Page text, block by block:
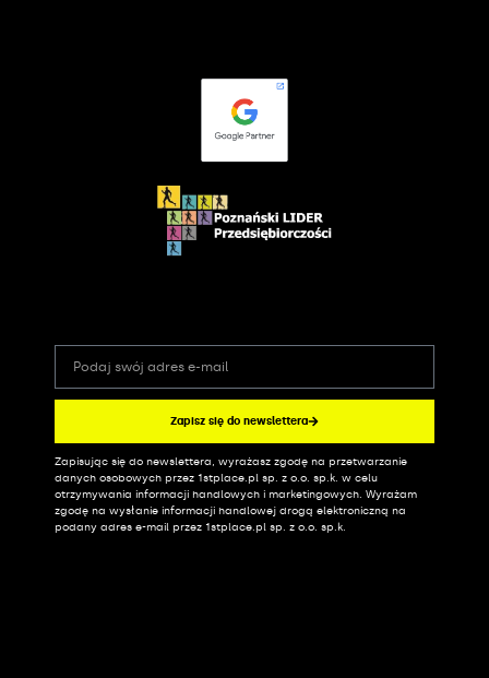
Zapisz się do newslettera
Alternative:
Zapisując się do newslettera, wyrażasz zgodę na przetwarzanie
danych osobowych przez 1stplace.pl sp. z o.o. sp.k. w celu
otrzymywania informacji handlowych i marketingowych. Wyrażam
zgodę na wysłanie informacji handlowej drogą elektroniczną na
podany adres e-mail przez 1stplace.pl sp. z o.o. sp.k.